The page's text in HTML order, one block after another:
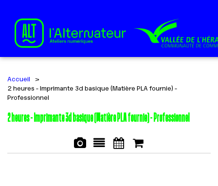
Accueil
>
2 heures - Imprimante 3d basique (Matière PLA fournie) -
Professionnel
2 heures - Imprimante 3d basique (Matière PLA fournie) - Professionnel